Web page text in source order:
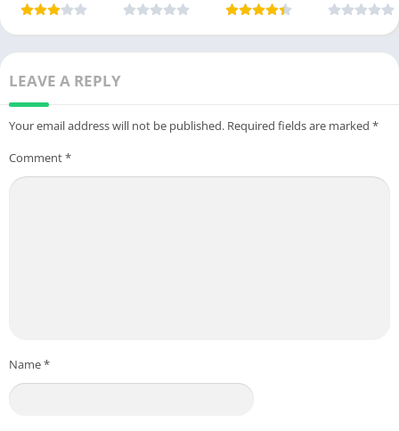
Download
[Pro]
[Premium]
LEAVE A REPLY
Your email address will not be published. Required fields are marked *
Comment*
Name*